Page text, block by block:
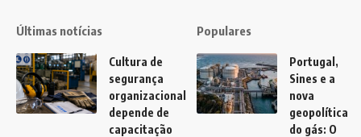
Últimas notícias
Cultura de
segurança
organizacional
depende de
capacitação
Populares
Portugal,
Sines e a
nova
geopolítica
do gás: O